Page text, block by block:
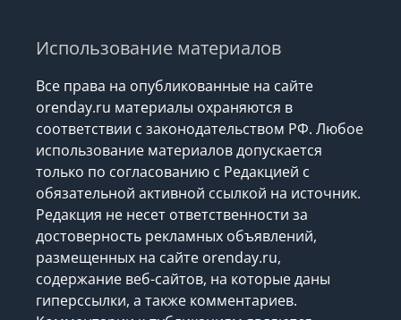
Использование материалов
Все права на опубликованные на сайте
orenday.ru материалы охраняются в
соответствии с законодательством РФ. Любое
использование материалов допускается
только по согласованию с Редакцией с
обязательной активной ссылкой на источник.
Редакция не несет ответственности за
достоверность рекламных объявлений,
размещенных на сайте orenday.ru,
содержание веб-сайтов, на которые даны
гиперссылки, а также комментариев.